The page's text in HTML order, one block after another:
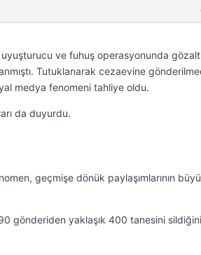
ve fuhuş operasyonunda
Tutuklanarak cezaevine
medya fenomeni tahliye oldu.
da duyurdu.
geçmişe dönük paylaşımlarının
gönderiden yaklaşık 400 tanesini sildiğini